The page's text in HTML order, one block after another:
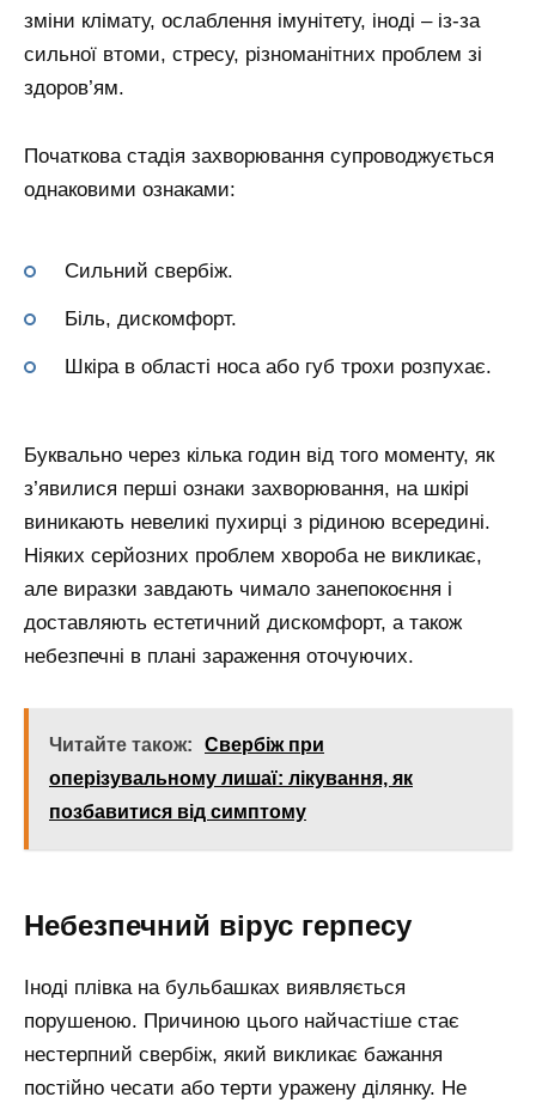
зміни клімату, ослаблення імунітету, іноді – із-за
сильної втоми, стресу, різноманітних проблем зі
здоров’ям.
Початкова стадія захворювання супроводжується
однаковими ознаками:
Сильний свербіж.
Біль, дискомфорт.
Шкіра в області носа або губ трохи розпухає.
Буквально через кілька годин від того моменту, як
з’явилися перші ознаки захворювання, на шкірі
виникають невеликі пухирці з рідиною всередині.
Ніяких серйозних проблем хвороба не викликає,
але виразки завдають чимало занепокоєння і
доставляють естетичний дискомфорт, а також
небезпечні в плані зараження оточуючих.
Читайте також:
Свербіж при
оперізувальному лишаї: лікування, як
позбавитися від симптому
Небезпечний вірус герпесу
Іноді плівка на бульбашках виявляється
порушеною. Причиною цього найчастіше стає
нестерпний свербіж, який викликає бажання
постійно чесати або терти уражену ділянку. Не